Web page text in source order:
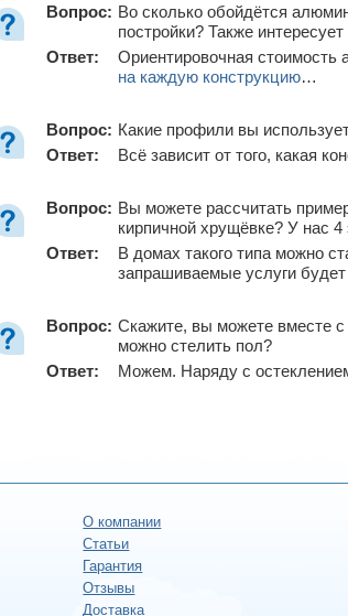
Вопрос: Во сколько обойдётся
постройки? Также
Ответ:
Ориентировочная стоимость
на каждую конструкцию…
Вопрос: Какие профили вы
Ответ:
Всё зависит от того, какая
Вопрос: Вы можете рассчитать
кирпичной хрущёвке? У нас 4
Ответ:
В домах такого типа можно
запрашиваемые услуги будет
Вопрос: Скажите, вы можете вместе с
можно стелить пол?
Ответ:
Можем. Наряду с
О компании
Статьи
Гарантия
Отзывы
Доставка